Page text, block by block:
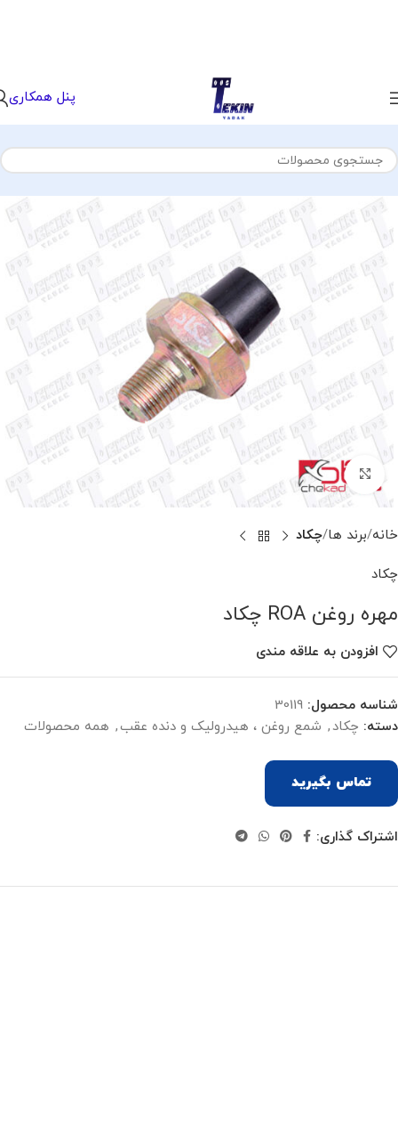
پنل همکاری
برای بزرگنمایی کلیک کنید
خانه برند ها چکاد
چکاد
مهره روغن ROA چکاد
افزودن به علاقه مندی
شناسه محصول: 30119
دسته: چکاد, شمع روغن ، هیدرولیک و دنده عقب, همه محصولات
تماس بگیرید
اشتراک گذاری: